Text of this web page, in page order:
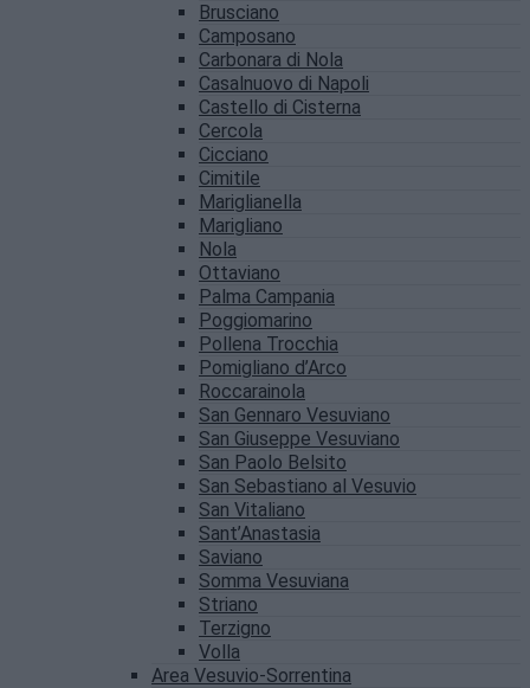
Brusciano
Camposano
Carbonara di Nola
Casalnuovo di Napoli
Castello di Cisterna
Cercola
Cicciano
Cimitile
Mariglianella
Marigliano
Nola
Ottaviano
Palma Campania
Poggiomarino
Pollena Trocchia
Pomigliano d’Arco
Roccarainola
San Gennaro Vesuviano
San Giuseppe Vesuviano
San Paolo Belsito
San Sebastiano al Vesuvio
San Vitaliano
Sant’Anastasia
Saviano
Somma Vesuviana
Striano
Terzigno
Volla
Area Vesuvio-Sorrentina